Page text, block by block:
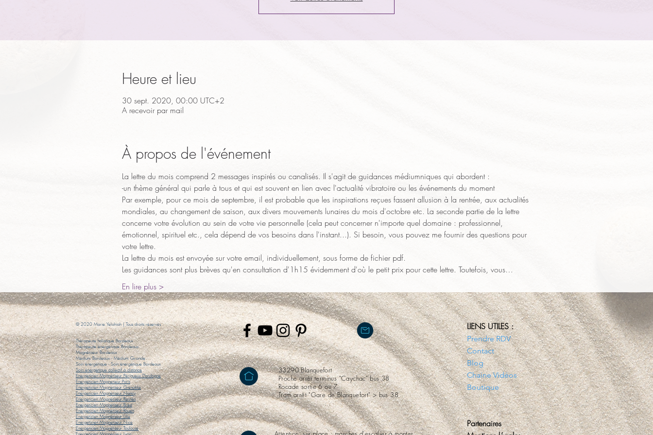
Heure et lieu
30 sept. 2020, 00:00 UTC+2
A recevoir par mail
À propos de l'événement
La lettre du mois comprend 2 messages inspirés ou canalisés. Il s'agit de guidances médiumniques qui abordent :
-un thème général qui parle à tous et qui est souvent en lien avec l'actualité vibratoire ou les événements du moment
Par exemple, pour ce mois de septembre, il est probable que les inspirations reçues fassent allusion à la rentrée, aux actualités
mondiales, au changement de saison, aux divers mouvements lunaires du mois d'octobre etc. La seconde partie de la lettre
concerne votre évolution au sein de votre vie personnelle (cela peut concerner n'importe quel domaine : professionnel,
émotionnel, spirituel etc., cela dépend de vos besoins dans l'instant...). Si besoin, vous pouvez me fournir des questions pour
votre lettre.
La lettre du mois est envoyée sur votre email, individuellement, sous forme de fichier pdf.
Les guidances sont plus brèves qu'en consultation d'1h15 évidemment d'où le petit prix pour cette lettre. Toutefois, vous…
En lire plus >
© 2020 Marie Yelahiah | Tous droits réservés
Thérapeute holistique Bordeaux
Thérapeute énergétique Bordeaux
Magnétiseur Bordeaux
Médium Bordeaux- Médium Gironde
Soin énergétique- Soin énergétique Bordeaux
​Soin énergétique collectif à distance
Energeticien Magnétiseur Périgueux Dordogne
Energeticien Magnetieur Paris
Energeticien Magnetiseur Grenoble
Energeticien Magnétiseur Nancy
Energeticien Magnetiseur Rennes
Energeticien Magnetiseur Brest
Energeticien Magnétiseur Rouen
Energeticien Magnétiseur Lille
Energeticien Magnetiseur Nice
Energeticien Magnétiseur Toulouse
33290 Blanquefort
Proche arrêt terminus "Caychac" bus 38
Rocade sortie 6 ou 7
Tram arrêt "Gare de Blanquefort" > bus 38
LIENS UTILES :
Prendre RDV
Contact
Blog
Chaine Vidéos
Boutique
Partenaires